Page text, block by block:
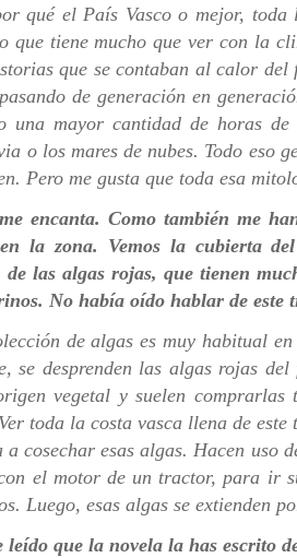
qué el País Vasco o mejor,
que tiene mucho que ver con la
que se contaban al calor
de generación en
una mayor cantidad de horas
o los mares de nubes. Todo eso
Pero me gusta que toda esa
encanta. Como también me
la zona. Vemos la cubierta
las algas rojas, que tienen
No había oído hablar de este
de algas es muy habitual
se desprenden las algas rojas
vegetal y suelen
toda la costa vasca llena de
a cosechar esas algas. Hacen
el motor de un tractor, para ir
Luego, esas algas se extienden
leído que la novela la has escrito